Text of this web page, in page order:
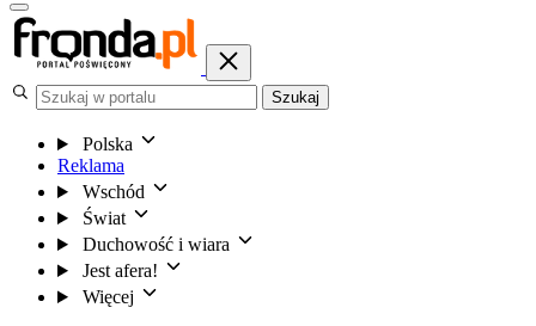
Szukaj
Polska
Reklama
Wschód
Świat
Duchowość i wiara
Jest afera!
Więcej